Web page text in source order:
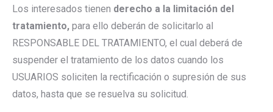
Los interesados tienen derecho a la limitación del
tratamiento, para ello deberán de solicitarlo al
RESPONSABLE DEL TRATAMIENTO, el cual deberá de
suspender el tratamiento de los datos cuando los
USUARIOS soliciten la rectificación o supresión de sus
datos, hasta que se resuelva su solicitud.